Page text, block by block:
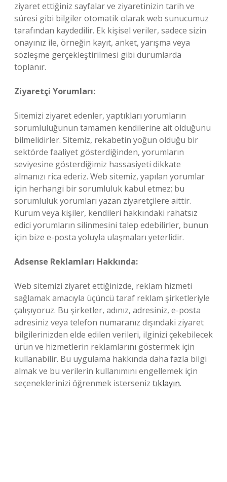
ziyaret ettiğiniz sayfalar ve ziyaretinizin tarih ve
süresi gibi bilgiler otomatik olarak web sunucumuz
tarafından kaydedilir. Ek kişisel veriler, sadece sizin
onayınız ile, örneğin kayıt, anket, yarışma veya
sözleşme gerçekleştirilmesi gibi durumlarda
toplanır.
Ziyaretçi Yorumları:
Sitemizi ziyaret edenler, yaptıkları yorumların
sorumluluğunun tamamen kendilerine ait olduğunu
bilmelidirler. Sitemiz, rekabetin yoğun olduğu bir
sektörde faaliyet gösterdiğinden, yorumların
seviyesine gösterdiğimiz hassasiyeti dikkate
almanızı rica ederiz. Web sitemiz, yapılan yorumlar
için herhangi bir sorumluluk kabul etmez; bu
sorumluluk yorumları yazan ziyaretçilere aittir.
Kurum veya kişiler, kendileri hakkındaki rahatsız
edici yorumların silinmesini talep edebilirler, bunun
için bize e-posta yoluyla ulaşmaları yeterlidir.
Adsense Reklamları Hakkında:
Web sitemizi ziyaret ettiğinizde, reklam hizmeti
sağlamak amacıyla üçüncü taraf reklam şirketleriyle
çalışıyoruz. Bu şirketler, adınız, adresiniz, e-posta
adresiniz veya telefon numaranız dışındaki ziyaret
bilgilerinizden elde edilen verileri, ilginizi çekebilecek
ürün ve hizmetlerin reklamlarını göstermek için
kullanabilir. Bu uygulama hakkında daha fazla bilgi
almak ve bu verilerin kullanımını engellemek için
seçeneklerinizi öğrenmek isterseniz tıklayın.